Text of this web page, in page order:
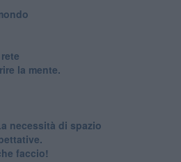
la mente.
necessità di spazio
faccio!